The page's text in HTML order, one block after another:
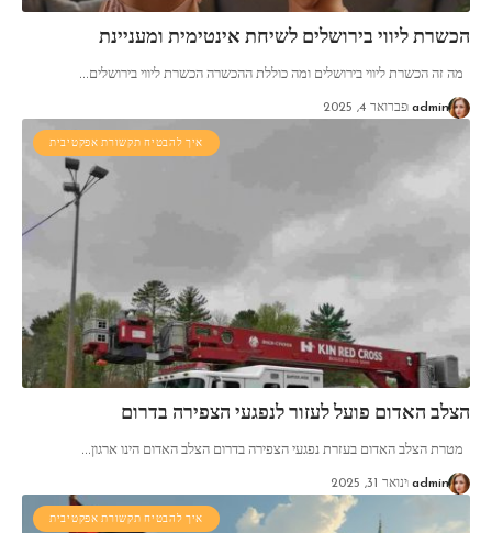
הכשרת ליווי בירושלים לשיחת אינטימית ומעניינת
מה זה הכשרת ליווי בירושלים ומה כוללת ההכשרה הכשרת ליווי בירושלים…
admin פברואר 4, 2025
איך להבטיח תקשורת אפקטיבית
הצלב האדום פועל לעזור לנפגעי הצפירה בדרום
מטרת הצלב האדום בעזרת נפגעי הצפירה בדרום הצלב האדום הינו ארגון
admin ינואר 31, 2025
איך להבטיח תקשורת אפקטיבית